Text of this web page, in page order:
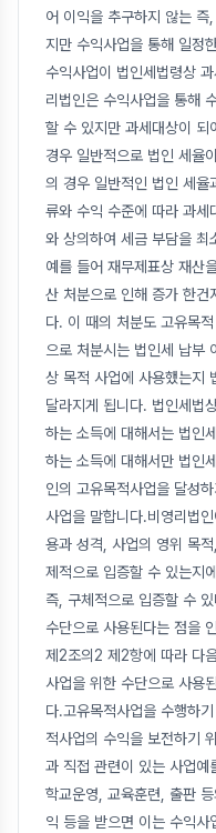
어 이익을 추구하지 않는
지만 수익사업을 통해 일정
수익사업이 법인세법령상
리법인은 수익사업을 통해
할 수 있지만 과세대상이 되
경우 일반적으로 법인 세율
의 경우 일반적인 법인 세율
류와 수익 수준에 따라 과세
와 상의하여 세금 부담을 최
예를 들어 재무제표상 재산
산 처분으로 인해 증가 한건
다. 이 때의 처분도 고유목
으로 처분시는 법인세 납부
상 목적 사업에 사용했는지
달라지게 됩니다. 법인세법
하는 소득에 대해서는 법인
하는 소득에 대해서만 법인
인의 고유목적사업을 달성
사업을 말합니다.비영리법
용과 성격, 사업의 영위 목
제적으로 입증할 수 있는지
즉, 구체적으로 입증할 수
수단으로 사용된다는 점을
제2조의2 제2항에 따라 다
사업을 위한 수단으로 사용
다.고유목적사업을 수행하
적사업의 수익을 보전하기
과 직접 관련이 있는 사업예
학교운영, 교육훈련, 출판
익 등을 받으면 이는 수익